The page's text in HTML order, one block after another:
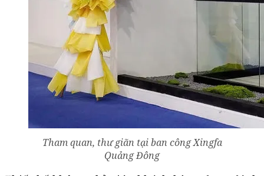
Tham quan, thư giãn tại ban công Xingfa
Quảng Đông